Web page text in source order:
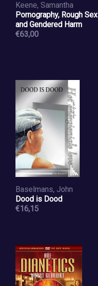
Keene, Samantha
Pornography, Rough Sex
and Gendered Harm
€63,00
Baselmans, John
Dood is Dood
€16,15